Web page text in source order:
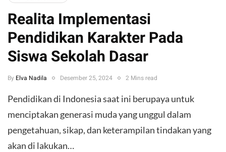
Realita Implementasi
Pendidikan Karakter Pada
Siswa Sekolah Dasar
By Elva Nadila Desember 25, 2024 2 Mins read
Pendidikan di Indonesia saat ini berupaya untuk
menciptakan generasi muda yang unggul dalam
pengetahuan, sikap, dan keterampilan tindakan yang
akan di lakukan…